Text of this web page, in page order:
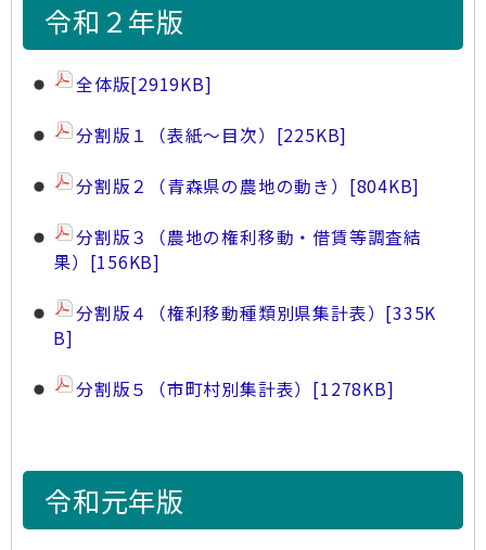
令和２年版
全体版[2919KB]
分割版１（表紙～目次） [225KB]
分割版２（青森県の農地の動き） [804KB]
分割版３（農地の権利移動・借賃等調査結
果） [156KB]
分割版４（権利移動種類別県集計表） [335K
B]
分割版５（市町村別集計表） [1278KB]
令和元年版